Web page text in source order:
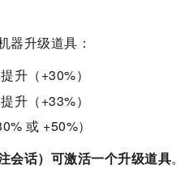
器升级道具：
升（+30%）
升（+33%）
或 +50%）
会话）可激活一个升级道具。